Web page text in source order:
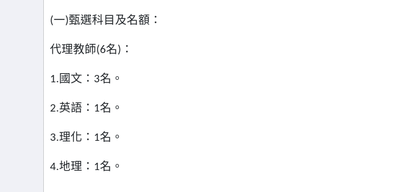
(一)甄選科目及名額：
代理教師(6名) ：
1. 國文： 3名。
2.英語： 1名。
3.理化： 1名。
4.地理： 1名。